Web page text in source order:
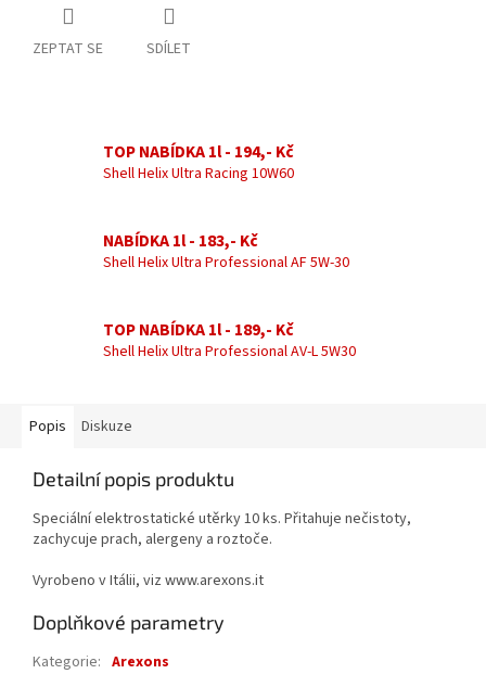
ZEPTAT SE SDÍLET
TOP NABÍDKA 1l - 194,- Kč
Shell Helix Ultra Racing 10W60
NABÍDKA 1l - 183,- Kč
Shell Helix Ultra Professional AF 5W-30
TOP NABÍDKA 1l - 189,- Kč
Shell Helix Ultra Professional AV-L 5W30
Popis Diskuze
Detailní popis produktu
Speciální elektrostatické utěrky 10 ks. Přitahuje nečistoty,
zachycuje prach, alergeny a roztoče.
Vyrobeno v Itálii, viz www.arexons.it
Doplňkové parametry
Kategorie: Arexons